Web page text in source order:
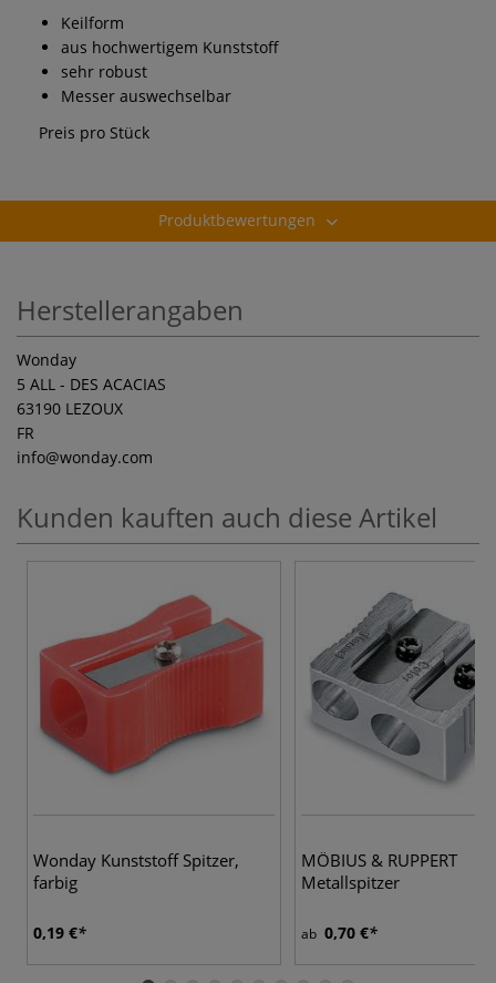
Keilform
aus hochwertigem Kunststoff
sehr robust
Messer auswechselbar
Preis pro Stück
Produktbewertungen
Herstellerangaben
Wonday
5 ALL - DES ACACIAS
63190 LEZOUX
FR
info@wonday.com
Kunden kauften auch diese Artikel
Wonday Kunststoff Spitzer,
farbig
0,19 €
MÖBIUS & RUPPERT
Metallspitzer
ab 0,70 €